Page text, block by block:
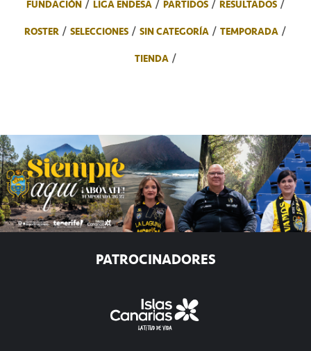
FUNDACIÓN LIGA ENDESA PARTIDOS
RESULTADOS
ROSTER
SELECCIONES SIN CATEGORÍA
TEMPORADA
TIENDA
PATROCINADORES